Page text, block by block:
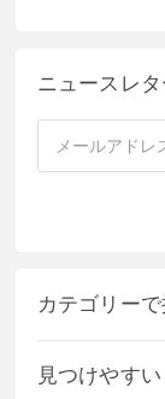
ニュースレ
カテゴリー
見つけやすい